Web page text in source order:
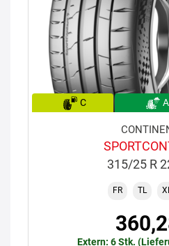
C A
315/25 R
FR TL
Extern: 6 Stk.